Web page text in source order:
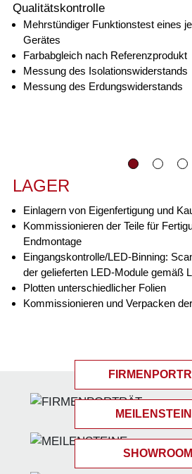
Qualitätskontrolle
Mehrstündiger Funktionstest eines
Gerätes
Farbabgleich nach Referenzprodukt
Messung des Isolationswiderstands
Messung des Erdungswiderstands
LAGER
Einlagern von Eigenfertigung und
Kommissionieren der Teile für
Endmontage
Eingangskontrolle/LED-Binning:
der gelieferten LED-Module gemäß
Plotten unterschiedlicher Folien
Kommissionieren und Verpacken
SHOWROOM